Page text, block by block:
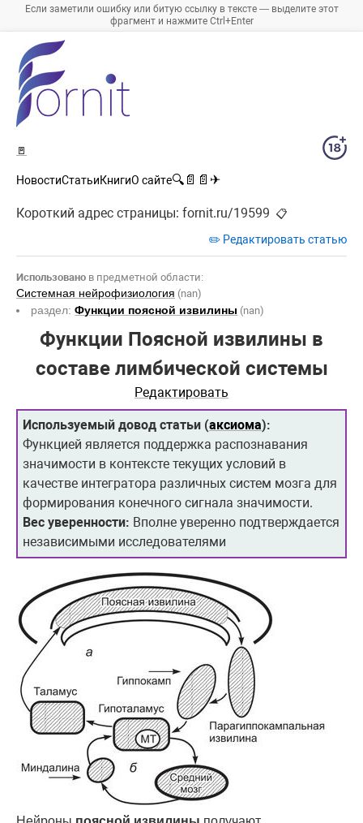
Если заметили ошибку или битую ссылку в тексте — выделите этот
фрагмент и нажмите Ctrl+Enter
🚪
НовостиСтатьиКнигиО сайте🔍 📄 📄 ✈
Короткий адрес страницы: fornit.ru/19599 📋
✏️ Редактировать статью
Использовано в предметной области:
Системная нейрофизиология (nan)
раздел:Функции поясной извилины (nan)
Функции Поясной извилины в
составе лимбической системы
Редактировать
Используемый довод статьи (аксиома):
Функцией является поддержка распознавания
значимости в контексте текущих условий в
качестве интегратора различных систем мозга для
формирования конечного сигнала значимости.
Вес уверенности: Вполне уверенно подтверждается
независимыми исследователями